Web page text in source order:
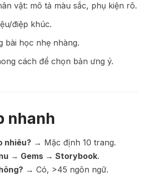
vật: mô tả màu sắc, phụ kiện rõ.
điệp khúc.
bài học nhẹ nhàng.
cách để chọn bản ưng ý.
nhanh
nhiêu? → Mặc định 10 trang.
→ Gems → Storybook.
→ Có, >45 ngôn ngữ.